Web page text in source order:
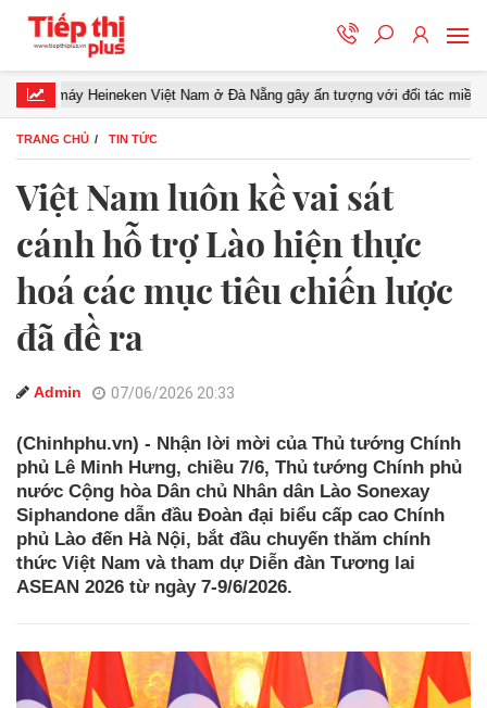
Việt Nam ở Đà Nẵng gây ấn tượng với đối tác miền Trung
TRANG CHỦ TIN TỨC
Việt Nam luôn kề vai sát
cánh hỗ trợ Lào hiện thực
hoá các mục tiêu chiến lược
đã đề ra
Admin 07/06/2026 20:33
(Chinhphu.vn) - Nhận lời mời của Thủ tướng Chính
phủ Lê Minh Hưng, chiều 7/6, Thủ tướng Chính phủ
nước Cộng hòa Dân chủ Nhân dân Lào Sonexay
Siphandone dẫn đầu Đoàn đại biểu cấp cao Chính
phủ Lào đến Hà Nội, bắt đầu chuyến thăm chính
thức Việt Nam và tham dự Diễn đàn Tương lai
ASEAN 2026 từ ngày 7-9/6/2026.